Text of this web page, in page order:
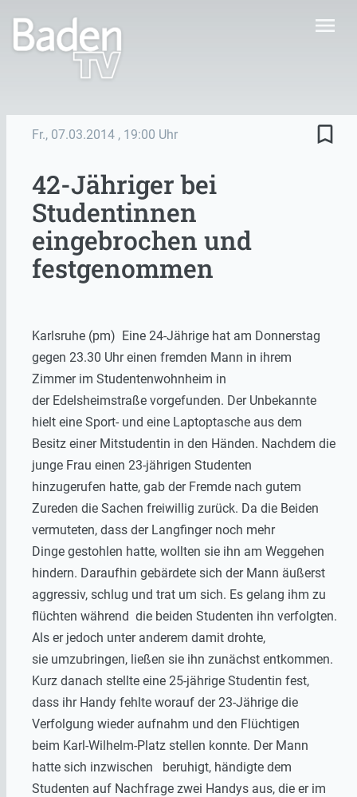
menu
Fr., 07.03.2014 , 19:00 Uhr bookmark_border
42-Jähriger bei
Studentinnen
eingebrochen und
festgenommen
Karlsruhe (pm) Eine 24-Jährige hat am Donnerstag
gegen 23.30 Uhr einen fremden Mann in ihrem
Zimmer im Studentenwohnheim in
der Edelsheimstraße vorgefunden. Der Unbekannte
hielt eine Sport- und eine Laptoptasche aus dem
Besitz einer Mitstudentin in den Händen. Nachdem die
junge Frau einen 23-jährigen Studenten
hinzugerufen hatte, gab der Fremde nach gutem
Zureden die Sachen freiwillig zurück. Da die Beiden
vermuteten, dass der Langfinger noch mehr
Dinge gestohlen hatte, wollten sie ihn am Weggehen
hindern. Daraufhin gebärdete sich der Mann äußerst
aggressiv, schlug und trat um sich. Es gelang ihm zu
flüchten während die beiden Studenten ihn verfolgten.
Als er jedoch unter anderem damit drohte,
sie umzubringen, ließen sie ihn zunächst entkommen.
Kurz danach stellte eine 25-jährige Studentin fest,
dass ihr Handy fehlte worauf der 23-Jährige die
Verfolgung wieder aufnahm und den Flüchtigen
beim Karl-Wilhelm-Platz stellen konnte. Der Mann
hatte sich inzwischen beruhigt, händigte dem
Studenten auf Nachfrage zwei Handys aus, die er im